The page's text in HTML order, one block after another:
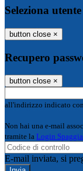
Seleziona utente
button close ×
Recupero
button close ×
all'indirizzo indicato
Non hai una e-mail
tramite la Login
E-mail inviata, si